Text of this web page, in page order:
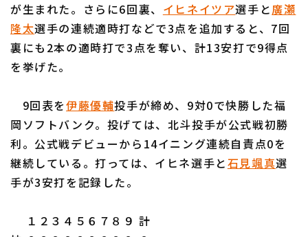
運営会社 （別ウィンドウで開く） よくある質問
特定商取引法の表示 アルバイト募集 （別ウィンドウで開く
が生まれた。さらに6回裏、 イヒネイツア選手と廣瀬
隆太選手の連続適時打などで3点を追加すると、7回
裏にも2本の適時打で3点を奪い、計13安打で9得点
を挙げた。
9回表を伊藤優輔投手が締め、9対0で快勝した福
岡ソフトバンク。投げては、北斗投手が公式戦初勝
利。公式戦デビューから14イニング連続自責点0を
継続している。打っては、イヒネ選手と石見颯真選
手が3安打を記録した。
１２３４５６７８９ 計